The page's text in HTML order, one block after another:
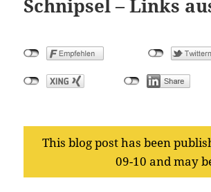
Schnipsel – Links
This blog post has been
09-10 and may